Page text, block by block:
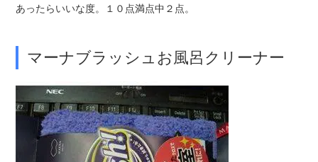
あったらいいな度。１０点満点中２点。
マーナブラッシュお風呂クリーナー